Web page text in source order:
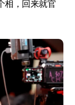
相，回来就官